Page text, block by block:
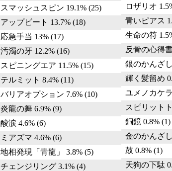
スマッシュスピン 19.1% (25)
アップビート 13.7% (18)
応急手当 13% (17)
汚濁の牙 12.2% (16)
スピニングエア 11.5% (15)
テルミット 8.4% (11)
バリアオプション 7.6% (10)
炎龍の舞 6.9% (9)
酸涙 4.6% (6)
ミアズマ 4.6% (6)
地相発現「青龍」 3.8% (5)
チェンジリング 3.1% (4)
ロザリオ
青いピアス
生命の符
反骨の心得
銀のかんざ
輝く髪留め
ユメノカケ
スピリット
銅鏡 0.8% (1)
金のかんざ
鼓 0.8% (1)
天狗の下駄